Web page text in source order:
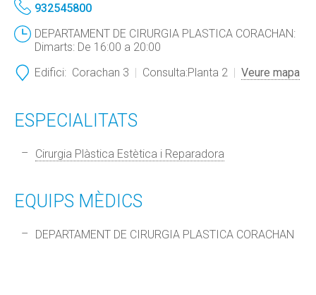
932545800
DEPARTAMENT DE CIRURGIA PLASTICA CORACHAN:
Dimarts: De 16:00 a 20:00
Edifici: Corachan 3 Consulta:Planta 2 Veure mapa
ESPECIALITATS
Cirurgia Plàstica Estètica i Reparadora
EQUIPS MÈDICS
DEPARTAMENT DE CIRURGIA PLASTICA CORACHAN